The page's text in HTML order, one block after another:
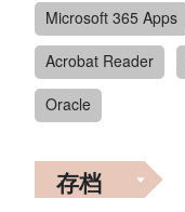
Microsoft 365 Apps
Acrobat Reader
Oracle
存档